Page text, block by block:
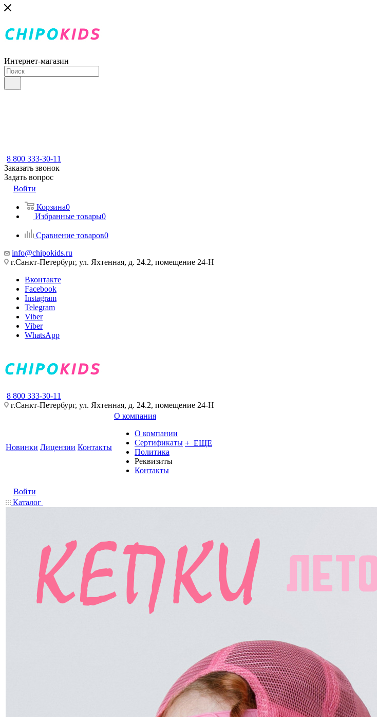
Интернет-магазин
8 800 333-30-11
Заказать звонок
Задать вопрос
Войти
Корзина0
Избранные товары0
Сравнение товаров0
info@chipokids.ru
г.Санкт-Петербург, ул. Яхтенная, д. 24.2, помещение 24-Н
Вконтакте
Facebook
Instagram
Telegram
Viber
Viber
WhatsApp
8 800 333-30-11
г.Санкт-Петербург, ул. Яхтенная, д. 24.2, помещение 24-Н
Новинки Лицензии Контакты
О компания
О компании
Сертификаты
Политика
Реквизиты
Контакты
+ ЕЩЕ
Войти
Каталог